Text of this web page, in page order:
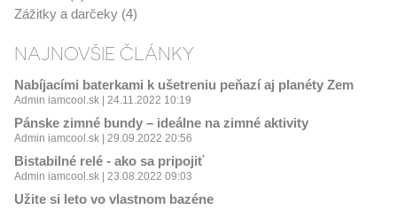
Zážitky a darčeky (4)
NAJNOVŠIE ČLÁNKY
Nabíjacími baterkami k ušetreniu peňazí aj planéty Zem
Admin iamcool.sk | 24.11.2022 10:19
Pánske zimné bundy – ideálne na zimné aktivity
Admin iamcool.sk | 29.09.2022 20:56
Bistabilné relé - ako sa pripojiť
Admin iamcool.sk | 23.08.2022 09:03
Užite si leto vo vlastnom bazéne